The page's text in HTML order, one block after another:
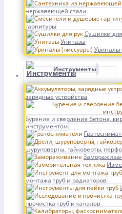
нержавеющей стали
гарнитуры
Сушилки
Унитазы
Уриналы
Инструменты
зарядные устройства
Бурение и сверление бетона,
инструментом
шуруповерты, гайковерты,
монтажа труб и радиаторов
прочистка труб и каналов